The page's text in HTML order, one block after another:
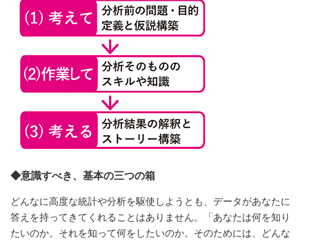
◆意識すべき、基本の三つの箱
どんなに高度な統計や分析を駆使しようとも、データがあなたに
答えを持ってきてくれることはありません。「あなたは何を知り
たいのか。それを知って何をしたいのか。そのためには、どんな